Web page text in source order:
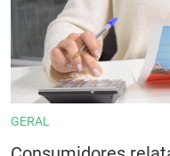
GERAL